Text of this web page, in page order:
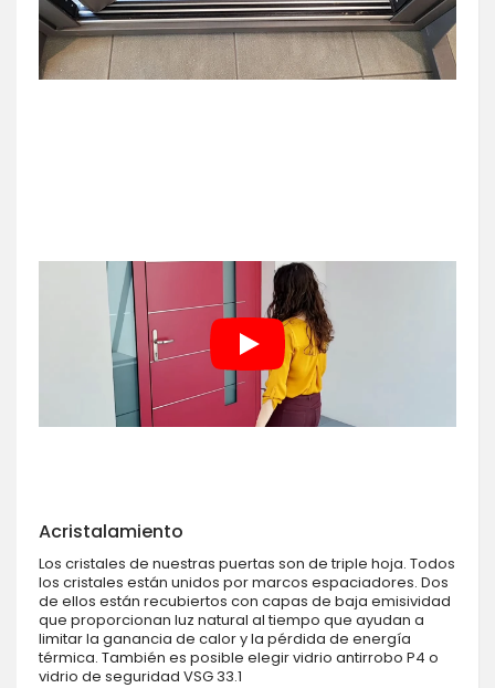
Acristalamiento
Los cristales de nuestras puertas son de triple hoja. Todos
los cristales están unidos por marcos espaciadores. Dos
de ellos están recubiertos con capas de baja emisividad
que proporcionan luz natural al tiempo que ayudan a
limitar la ganancia de calor y la pérdida de energía
térmica. También es posible elegir vidrio antirrobo P4 o
vidrio de seguridad VSG 33.1